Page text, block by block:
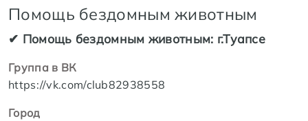
Помощь бездомным животным
✔ Помощь бездомным животным: г.Туапсе
Группа в ВК
https://vk.com/club82938558
Город